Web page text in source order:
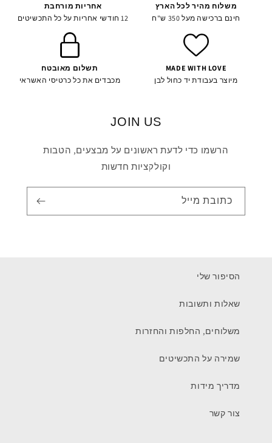
משלוח מהיר לכל הארץ
חינם ברכישה מעל 350 ש"ח
אחריות מורחבת
12 חודשי אחריות על כל התכשיטים
MADE WITH LOVE
מיוצר בעבודת יד כחול לבן
תשלום מאובטח
מכבדים את כל כרטיסי האשראי
JOIN US
הרשמו כדי לדעת ראשונים על מבצעים, הטבות
וקולקציות חדשות
כתובת מייל
הסיפור שלי
שאלות ותשובות
משלוחים, החלפות והחזרות
שמירה על התכשיטים
מדריך מידות
צור קשר